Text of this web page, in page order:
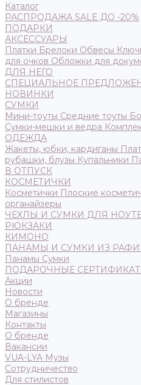
Каталог
РАСПРОДАЖА SALE ДО -20%
ПОДАРКИ
АКСЕССУАРЫ
Платки Брелоки Обвесы
для очков Обложки для
ДЛЯ НЕГО
СПЕЦИАЛЬНОЕ
НОВИНКИ
СУМКИ
Мини-тоуты Средние тоуты
Сумки-мешки и ведра
ОДЕЖДА
Жакеты, юбки, кардиганы
рубашки, блузы Купальники
В ОТПУСК
КОСМЕТИЧКИ
Косметички Плоские
органайзеры
ЧЕХЛЫ И СУМКИ ДЛЯ
РЮКЗАКИ
КИМОНО
ПАНАМЫ И СУМКИ ИЗ
Панамы Сумки
ПОДАРОЧНЫЕ
Акции
Новости
О бренде
Магазины
Контакты
О бренде
Вакансии
VUA-LYA Музы
Сотрудничество
Для стилистов